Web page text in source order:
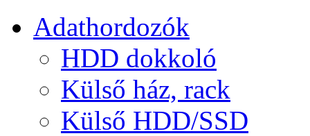
Adathordozók
HDD dokkoló
Külső ház, rack
Külső HDD/SSD